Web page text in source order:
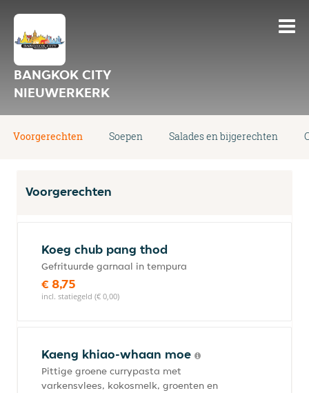
BANGKOK CITY
NIEUWERKERK
Voorgerechten Soepen Salades en bijgerechten
Voorgerechten
Koeg chub pang thod
Gefrituurde garnaal in tempura
€ 8,75
incl. statiegeld (€ 0,00)
Kaeng khiao-whaan moe
Pittige groene currypasta met
varkensvlees, kokosmelk, groenten en